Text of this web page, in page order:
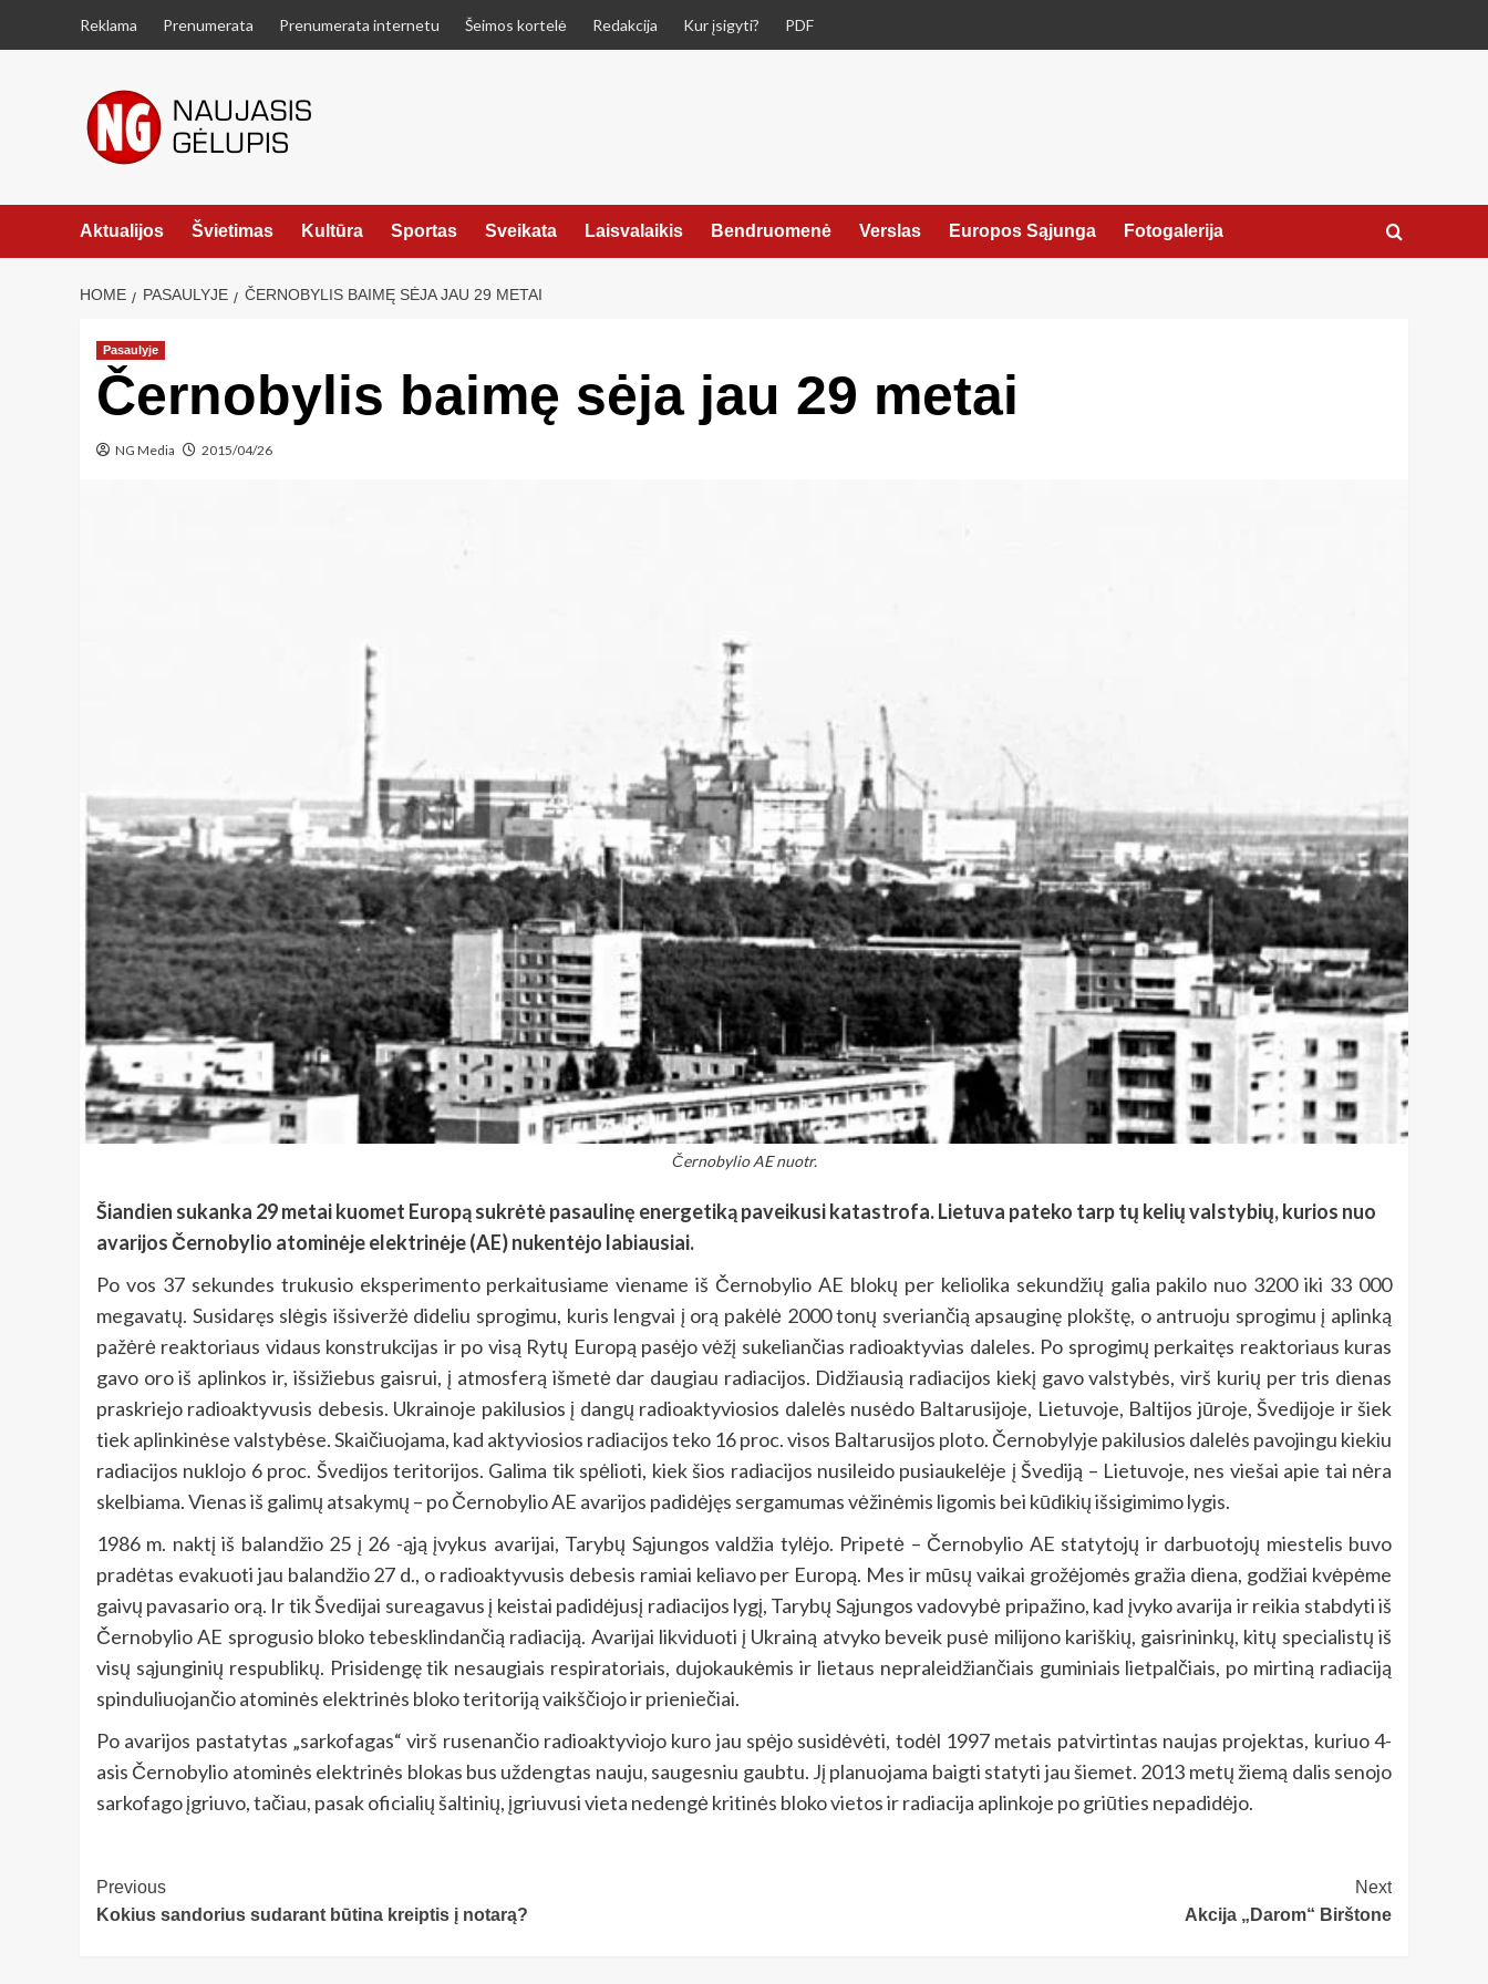
Reklama Prenumerata Prenumerata internetu Šeimos kortelė Redakcija Kur įsigyti? PDF
Aktualijos Švietimas Kultūra Sportas Sveikata Laisvalaikis Bendruomenė Verslas Europos Sąjunga Fotogalerija
HOME PASAULYJE ČERNOBYLIS BAIMĘ SĖJA JAU 29 METAI
Pasaulyje
Černobylis baimę sėja jau 29 metai
NG Media 2015/04/26
Černobylio AE nuotr.
Šiandien sukanka 29 metai kuomet Europą sukrėtė pasaulinę energetiką paveikusi katastrofa. Lietuva pateko tarp tų kelių valstybių, kurios nuo
avarijos Černobylio atominėje elektrinėje (AE) nukentėjo labiausiai.
Po vos 37 sekundes trukusio eksperimento perkaitusiame viename iš Černobylio AE blokų per keliolika sekundžių galia pakilo nuo 3200 iki 33 000
megavatų. Susidaręs slėgis išsiveržė dideliu sprogimu, kuris lengvai į orą pakėlė 2000 tonų sveriančią apsauginę plokštę, o antruoju sprogimu į aplinką
pažėrė reaktoriaus vidaus konstrukcijas ir po visą Rytų Europą pasėjo vėžį sukeliančias radioaktyvias daleles. Po sprogimų perkaitęs reaktoriaus kuras
gavo oro iš aplinkos ir, išsižiebus gaisrui, į atmosferą išmetė dar daugiau radiacijos. Didžiausią radiacijos kiekį gavo valstybės, virš kurių per tris dienas
praskriejo radioaktyvusis debesis. Ukrainoje pakilusios į dangų radioaktyviosios dalelės nusėdo Baltarusijoje, Lietuvoje, Baltijos jūroje, Švedijoje ir šiek
tiek aplinkinėse valstybėse. Skaičiuojama, kad aktyviosios radiacijos teko 16 proc. visos Baltarusijos ploto. Černobylyje pakilusios dalelės pavojingu kiekiu
radiacijos nuklojo 6 proc. Švedijos teritorijos. Galima tik spėlioti, kiek šios radiacijos nusileido pusiaukelėje į Švediją – Lietuvoje, nes viešai apie tai nėra
skelbiama. Vienas iš galimų atsakymų – po Černobylio AE avarijos padidėjęs sergamumas vėžinėmis ligomis bei kūdikių išsigimimo lygis.
1986 m. naktį iš balandžio 25 į 26 -ąją įvykus avarijai, Tarybų Sąjungos valdžia tylėjo. Pripetė – Černobylio AE statytojų ir darbuotojų miestelis buvo
pradėtas evakuoti jau balandžio 27 d., o radioaktyvusis debesis ramiai keliavo per Europą. Mes ir mūsų vaikai grožėjomės gražia diena, godžiai kvėpėme
gaivų pavasario orą. Ir tik Švedijai sureagavus į keistai padidėjusį radiacijos lygį, Tarybų Sąjungos vadovybė pripažino, kad įvyko avarija ir reikia stabdyti iš
Černobylio AE sprogusio bloko tebesklindančią radiaciją. Avarijai likviduoti į Ukrainą atvyko beveik pusė milijono kariškių, gaisrininkų, kitų specialistų iš
visų sąjunginių respublikų. Prisidengę tik nesaugiais respiratoriais, dujokaukėmis ir lietaus nepraleidžiančiais guminiais lietpalčiais, po mirtiną radiaciją
spinduliuojančio atominės elektrinės bloko teritoriją vaikščiojo ir prieniečiai.
Po avarijos pastatytas „sarkofagas“ virš rusenančio radioaktyviojo kuro jau spėjo susidėvėti, todėl 1997 metais patvirtintas naujas projektas, kuriuo 4-
asis Černobylio atominės elektrinės blokas bus uždengtas nauju, saugesniu gaubtu. Jį planuojama baigti statyti jau šiemet. 2013 metų žiemą dalis senojo
sarkofago įgriuvo, tačiau, pasak oficialių šaltinių, įgriuvusi vieta nedengė kritinės bloko vietos ir radiacija aplinkoje po griūties nepadidėjo.
Post
Navigation
Previous
Kokius sandorius sudarant būtina kreiptis į notarą?
Next
Akcija „Darom“ Birštone